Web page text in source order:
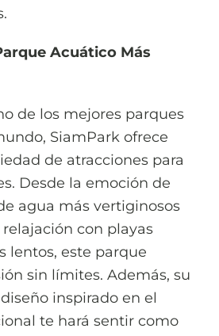
Acuático Más
de los mejores parques
SiamPark ofrece
de atracciones para
Desde la emoción de
agua más vertiginosos
con playas
lentos, este parque
sin límites. Además, su
inspirado en el
te hará sentir como